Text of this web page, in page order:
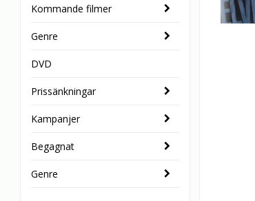
Kommande filmer
Genre
DVD
Prissänkningar
Kampanjer
Begagnat
Genre